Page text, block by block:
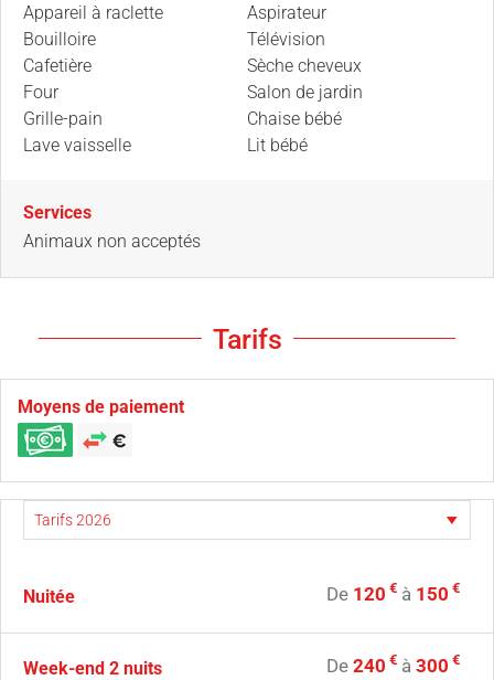
Appareil à raclette
Bouilloire
Cafetière
Four
Grille-pain
Lave vaisselle
Aspirateur
Télévision
Sèche cheveux
Salon de jardin
Chaise bébé
Lit bébé
Services
Animaux non acceptés
Tarifs
Moyens de paiement
Nuitée De 120 € à 150 €
Week-end 2 nuits De 240 € à 300 €